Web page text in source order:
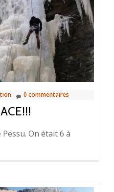
0 commentaires
Pessu. On était 6 à